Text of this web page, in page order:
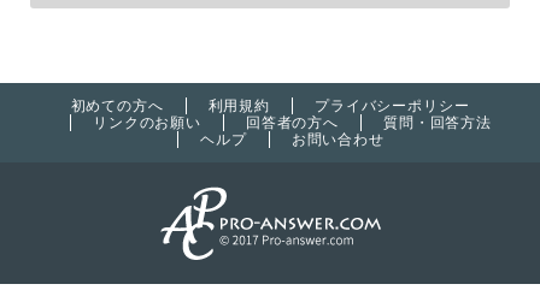
初めての方へ 利用規約
プライバシーポリシー
リンクのお願い
回答者の方へ
質問・回答方法
ヘルプ
お問い合わせ